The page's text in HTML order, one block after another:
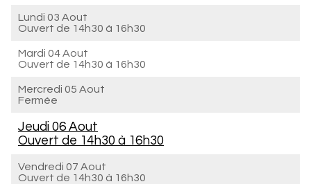
Lundi 03 Aout
Ouvert de 14h30 à 16h30
Mardi 04 Aout
Ouvert de 14h30 à 16h30
Mercredi 05 Aout
Fermée
Jeudi 06 Aout
Ouvert de 14h30 à 16h30
Vendredi 07 Aout
Ouvert de 14h30 à 16h30